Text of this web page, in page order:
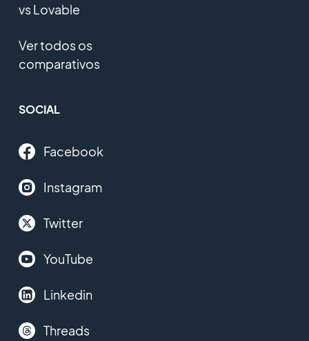
vs Lovable
Ver todos os
comparativos
SOCIAL
Facebook
Instagram
Twitter
YouTube
Linkedin
Threads